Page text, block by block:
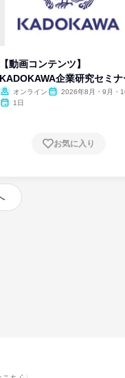
【動画コンテンツ】
KADOKAWA企業研究セミナ
オンライン
2026年8月・9月・
1日
お気に入り
ムの詳細案内を